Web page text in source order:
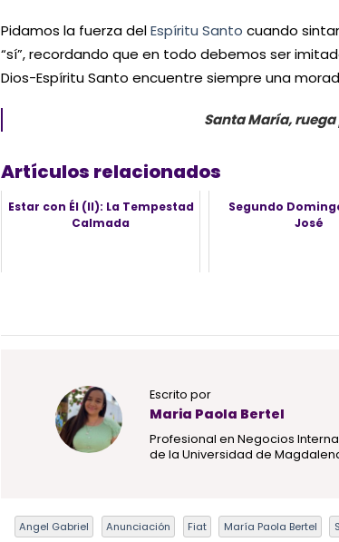
Pidamos la fuerza delEspíritu Santo cuando
“sí”, recordando que en todo debemos ser
Dios-Espíritu Santo encuentre siempre una
Santa María,
Artículos relacionados
Estar con Él (II): La Tempestad
Calmada
Segundo
José
Escrito por
Maria Paola Bertel
Profesional en Negocios
de la Universidad de
Angel Gabriel Anunciación Fiat María Paola Bertel